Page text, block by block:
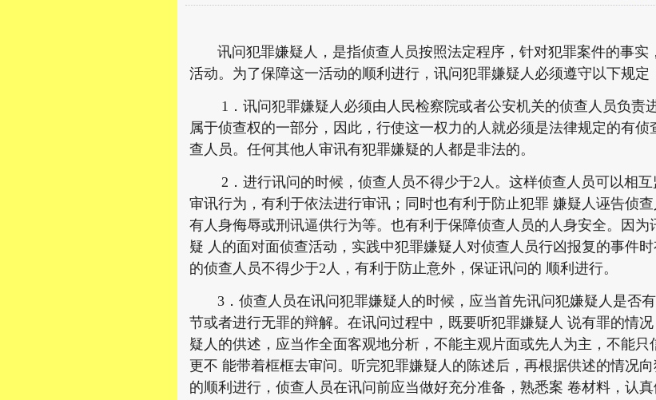
讯问犯罪嫌疑人，是指侦查人员按照法定程序，针对犯罪案件的事实
活动。为了保障这一活动的顺利进行，讯问犯罪嫌疑人必须遵守以下规定
1．讯问犯罪嫌疑人必须由人民检察院或者公安机关的侦查人员负责
属于侦查权的一部分，因此，行使这一权力的人就必须是法律规定的有
查人员。任何其他人审讯有犯罪嫌疑的人都是非法的。
2．进行讯问的时候，侦查人员不得少于2人。这样侦查人员可以相互
审讯行为，有利于依法进行审讯；同时也有利于防止犯罪 嫌疑人诬告侦
有人身侮辱或刑讯逼供行为等。也有利于保障侦查人员的人身安全。因
疑 人的面对面侦查活动，实践中犯罪嫌疑人对侦查人员行凶报复的事件
的侦查人员不得少于2人，有利于防止意外，保证讯问的 顺利进行。
3．侦查人员在讯问犯罪嫌疑人的时候，应当首先讯问犯嫌疑人是否
节或者进行无罪的辩解。在讯问过程中，既要听犯罪嫌疑人 说有罪的情
疑人的供述，应当作全面客观地分析，不能主观片面或先人为主，不能只
更不 能带着框框去审问。听完犯罪嫌疑人的陈述后，再根据供述的情况
的顺利进行，侦查人员在讯问前应当做好充分准备，熟悉案 卷材料，认